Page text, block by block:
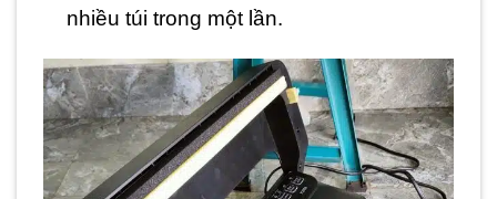
nhiều túi trong một lần.